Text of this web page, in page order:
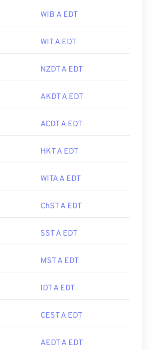
WIB A EDT
WIT A EDT
NZDT A EDT
AKDT A EDT
ACDT A EDT
HKT A EDT
WITA A EDT
ChST A EDT
SST A EDT
MST A EDT
IDT A EDT
CEST A EDT
AEDT A EDT